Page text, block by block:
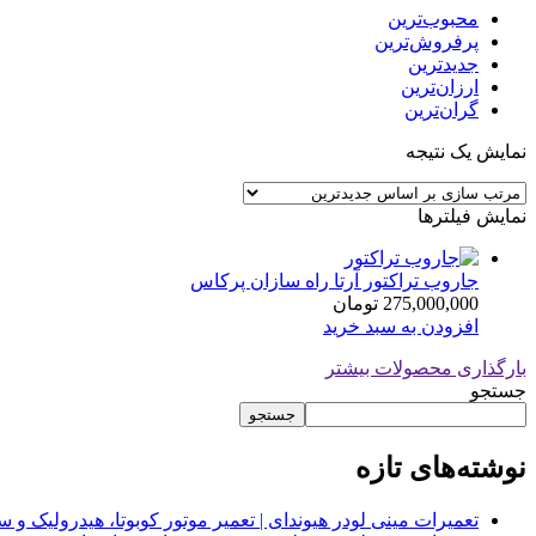
محبوب‌ترین
پرفروش‌ترین
جدیدترین
ارزان‌ترین
گران‌ترین
نمایش یک نتیجه
نمایش فیلترها
جاروب تراکتور آرتا راه سازان پرکاس
275,000,000 تومان
افزودن به سبد خرید
بارگذاری محصولات بیشتر
جستجو
جستجو
نوشته‌های تازه
تعمیرات مینی لودر هیوندای | تعمیر موتور کوبوتا،